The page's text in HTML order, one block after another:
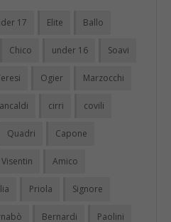
17 Elite Ballo
Chico under 16 Soavi
Ogier Marzocchi
cirri covili
Quadri Capone
Visentin Amico
Priola Signore
Bernardi Paolini